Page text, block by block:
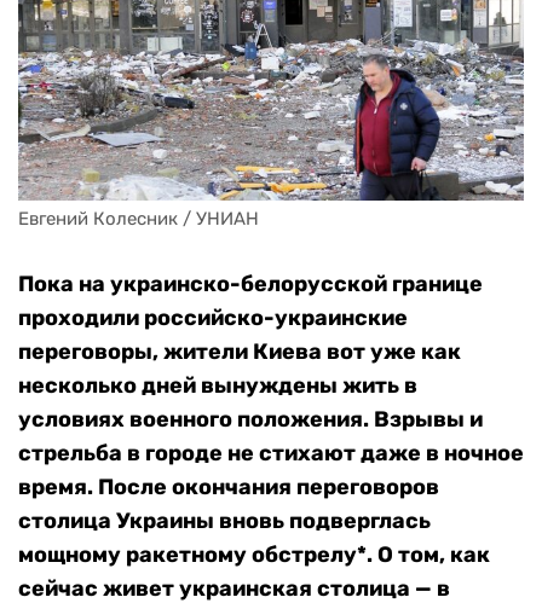
Евгений Колесник / УНИАН
Пока на украинско-белорусской границе
проходили российско-украинские
переговоры, жители Киева вот уже как
несколько дней вынуждены жить в
условиях военного положения. Взрывы и
стрельба в городе не стихают даже в ночное
время. После окончания переговоров
столица Украины вновь подверглась
мощному ракетному обстрелу*. О том, как
сейчас живет украинская столица — в